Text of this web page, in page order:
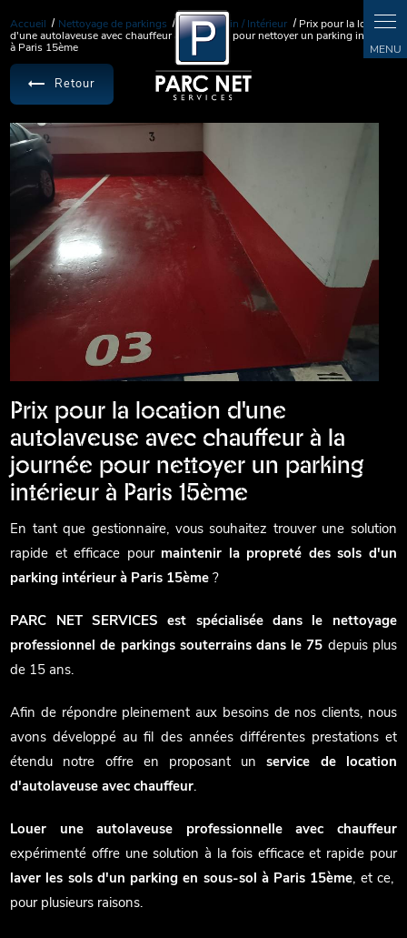
Accueil Nettoyage de parkings Sous terrain / Intérieur
Prix pour la location
d'une autolaveuse avec chauffeur à la journée pour nettoyer un parking intérieur
à Paris 15ème
Retour
Prix pour la location d'une
autolaveuse avec chauffeur à la
journée pour nettoyer un parking
intérieur à Paris 15ème
En tant que gestionnaire, vous souhaitez trouver une solution
rapide et efficace pour maintenir la propreté des sols d'un
parking intérieur à Paris 15ème ?
PARC NET SERVICES est spécialisée dans le nettoyage
professionnel de parkings souterrains dans le 75 depuis plus
de 15 ans.
Afin de répondre pleinement aux besoins de nos clients, nous
avons développé au fil des années différentes prestations et
étendu notre offre en proposant unservice de location
d'autolaveuse avec chauffeur.
Louer une autolaveuse professionnelle avec chauffeur
expérimenté offre une solution à la fois efficace et rapide pour
laver les sols d'un parking en sous-sol à Paris 15ème, et ce,
pour plusieurs raisons.
Panneau de gestion des cookies